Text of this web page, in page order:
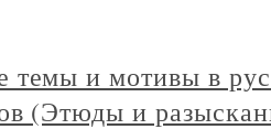
темы и мотивы в
(Этюды и